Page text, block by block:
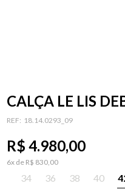
CALÇA LE LIS
: 18.14.0293_09
R$ 4.980,00
6x de R$ 830,00
34 36 38 40